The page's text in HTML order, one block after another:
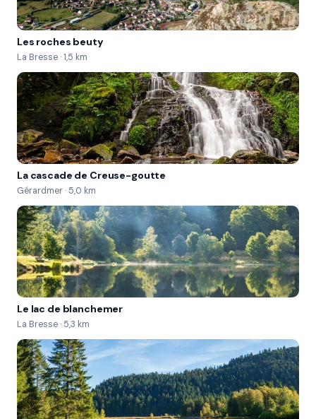
Les roches beuty
La Bresse · 1,5 km
La cascade de Creuse-goutte
Gérardmer · 5,0 km
Le lac de blanchemer
La Bresse · 5,3 km